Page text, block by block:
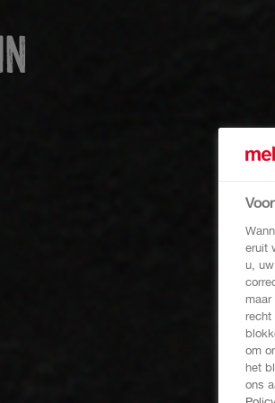
eruit
u,
maar
recht
om
het
ons